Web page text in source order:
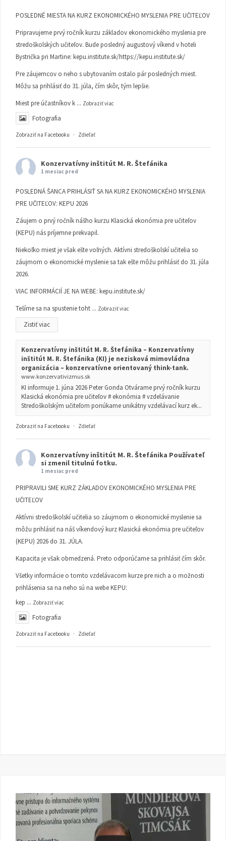
POSLEDNÉ MIESTA NA KURZ EKONOMICKÉHO MYSLENIA PRE UČITEĽOV
Pripravujeme prvý ročník kurzu základov ekonomického myslenia pre
stredoškolských učiteľov. Bude posledný augustový víkend v hoteli
Bystrička pri Martine: kepu.institute.sk/https://kepu.institute.sk/
Pre záujemcov o neho s ubytovaním ostalo pár posledných miest.
Môžu sa prihlásiť do 31. júla, čím skôr, tým lepšie.
Miest pre účastníkov k ... Zobraziť viac
Fotografia
Zobraziť na Facebooku · Zdieľať
Konzervatívny inštitút M. R. Štefánika
1 mesiac pred
POSLEDNÁ ŠANCA PRIHLÁSIŤ SA NA KURZ EKONOMICKÉHO MYSLENIA
PRE UČITEĽOV: KEPU 2026
Záujem o prvý ročník nášho kurzu Klasická ekonómia pre učiteľov
(KEPU) nás príjemne prekvapil.
Niekoľko miest je však ešte voľných. Aktívni stredoškolskí učitelia so
záujmom o ekonomické myslenie sa tak ešte môžu prihlásiť do 31. júla
2026.
VIAC INFORMÁCIÍ JE NA WEBE: kepu.institute.sk/
Tešíme sa na spustenie toht ... Zobraziť viac
Zistiť viac
Konzervatívny inštitút M. R. Štefánika – Konzervatívny
inštitút M. R. Štefánika (KI) je nezisková mimovládna
organizácia – konzervatívne orientovaný think-tank.
www.konzervativizmus.sk
KI informuje 1. júna 2026 Peter Gonda Otvárame prvý ročník kurzu
Klasická ekonómia pre učiteľov # ekonómia # vzdelávanie
Stredoškolským učiteľom ponúkame unikátny vzdelávací kurz ek...
Zobraziť na Facebooku · Zdieľať
Konzervatívny inštitút M. R. Štefánika Používateľ
si zmenil titulnú fotku.
1 mesiac pred
PRIPRAVILI SME KURZ ZÁKLADOV EKONOMICKÉHO MYSLENIA PRE
UČITEĽOV
Aktívni stredoškolskí učitelia so záujmom o ekonomické myslenie sa
môžu prihlásiť na náš víkendový kurz Klasická ekonómia pre učiteľov
(KEPU) 2026 do 31. JÚLA.
Kapacita je však obmedzená. Preto odporúčame sa prihlásiť čím skôr.
Všetky informácie o tomto vzdelávacom kurze pre nich a o možnosti
prihlásenia sa na neho sú na webe KEPU:
kep ... Zobraziť viac
Fotografia
Zobraziť na Facebooku · Zdieľať